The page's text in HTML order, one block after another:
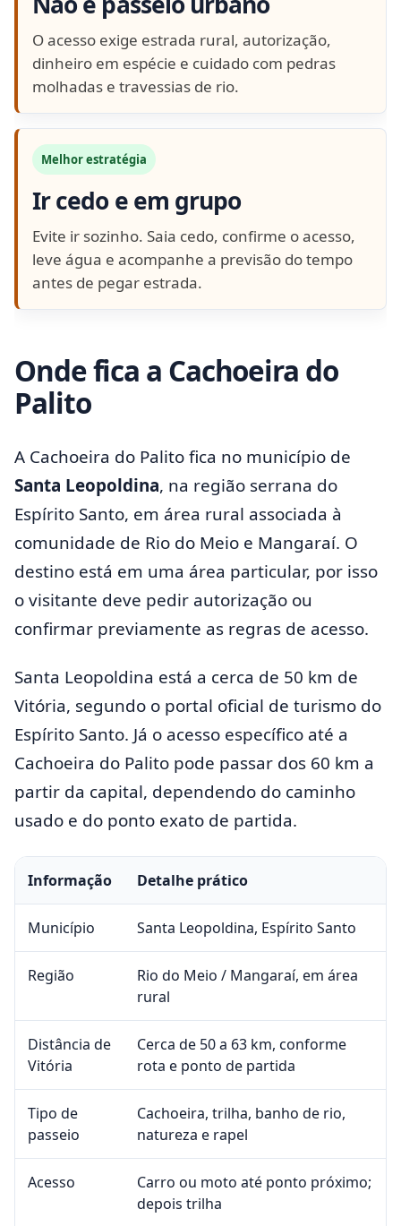
O acesso exige estrada rural, autorização,
dinheiro em espécie e cuidado com pedras
molhadas e travessias de rio.
Melhor estratégia
Ir cedo e em grupo
Evite ir sozinho. Saia cedo, confirme o acesso,
leve água e acompanhe a previsão do tempo
antes de pegar estrada.
Onde fica a Cachoeira do
Palito
A Cachoeira do Palito fica no município de
Santa Leopoldina, na região serrana do
Espírito Santo, em área rural associada à
comunidade de Rio do Meio e Mangaraí. O
destino está em uma área particular, por isso
o visitante deve pedir autorização ou
confirmar previamente as regras de acesso.
Santa Leopoldina está a cerca de 50 km de
Vitória, segundo o portal oficial de turismo do
Espírito Santo. Já o acesso específico até a
Cachoeira do Palito pode passar dos 60 km a
partir da capital, dependendo do caminho
usado e do ponto exato de partida.
Informação Detalhe prático
Município Santa Leopoldina, Espírito Santo
Região
Rio do Meio / Mangaraí, em área
rural
Distância de
Vitória
Cerca de 50 a 63 km, conforme
rota e ponto de partida
Tipo de
passeio
Cachoeira, trilha, banho de rio,
natureza e rapel
Acesso
Carro ou moto até ponto próximo;
depois trilha